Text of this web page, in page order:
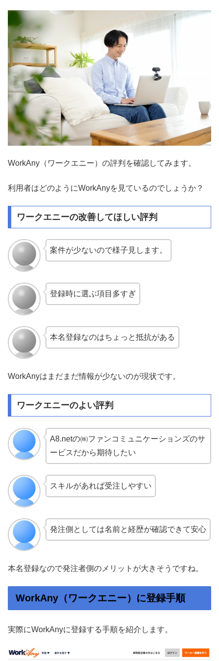
WorkAny（ワークエニー）の評判を確認してみます。
利用者はどのようにWorkAnyを見ているのでしょうか？
ワークエニーの改善してほしい評判
案件が少ないので様子見します。
登録時に選ぶ項目多すぎ
本名登録なのはちょっと抵抗がある
WorkAnyはまだまだ情報が少ないのが現状です。
ワークエニーのよい評判
A8.netの㈱ファンコミュニケーションズのサ
ービスだから期待したい
スキルがあれば受注しやすい
発注側としては名前と経歴が確認できて安心
本名登録なので発注者側のメリットが大きそうですね。
WorkAny（ワークエニー）に登録手順
実際にWorkAnyに登録する手順を紹介します。